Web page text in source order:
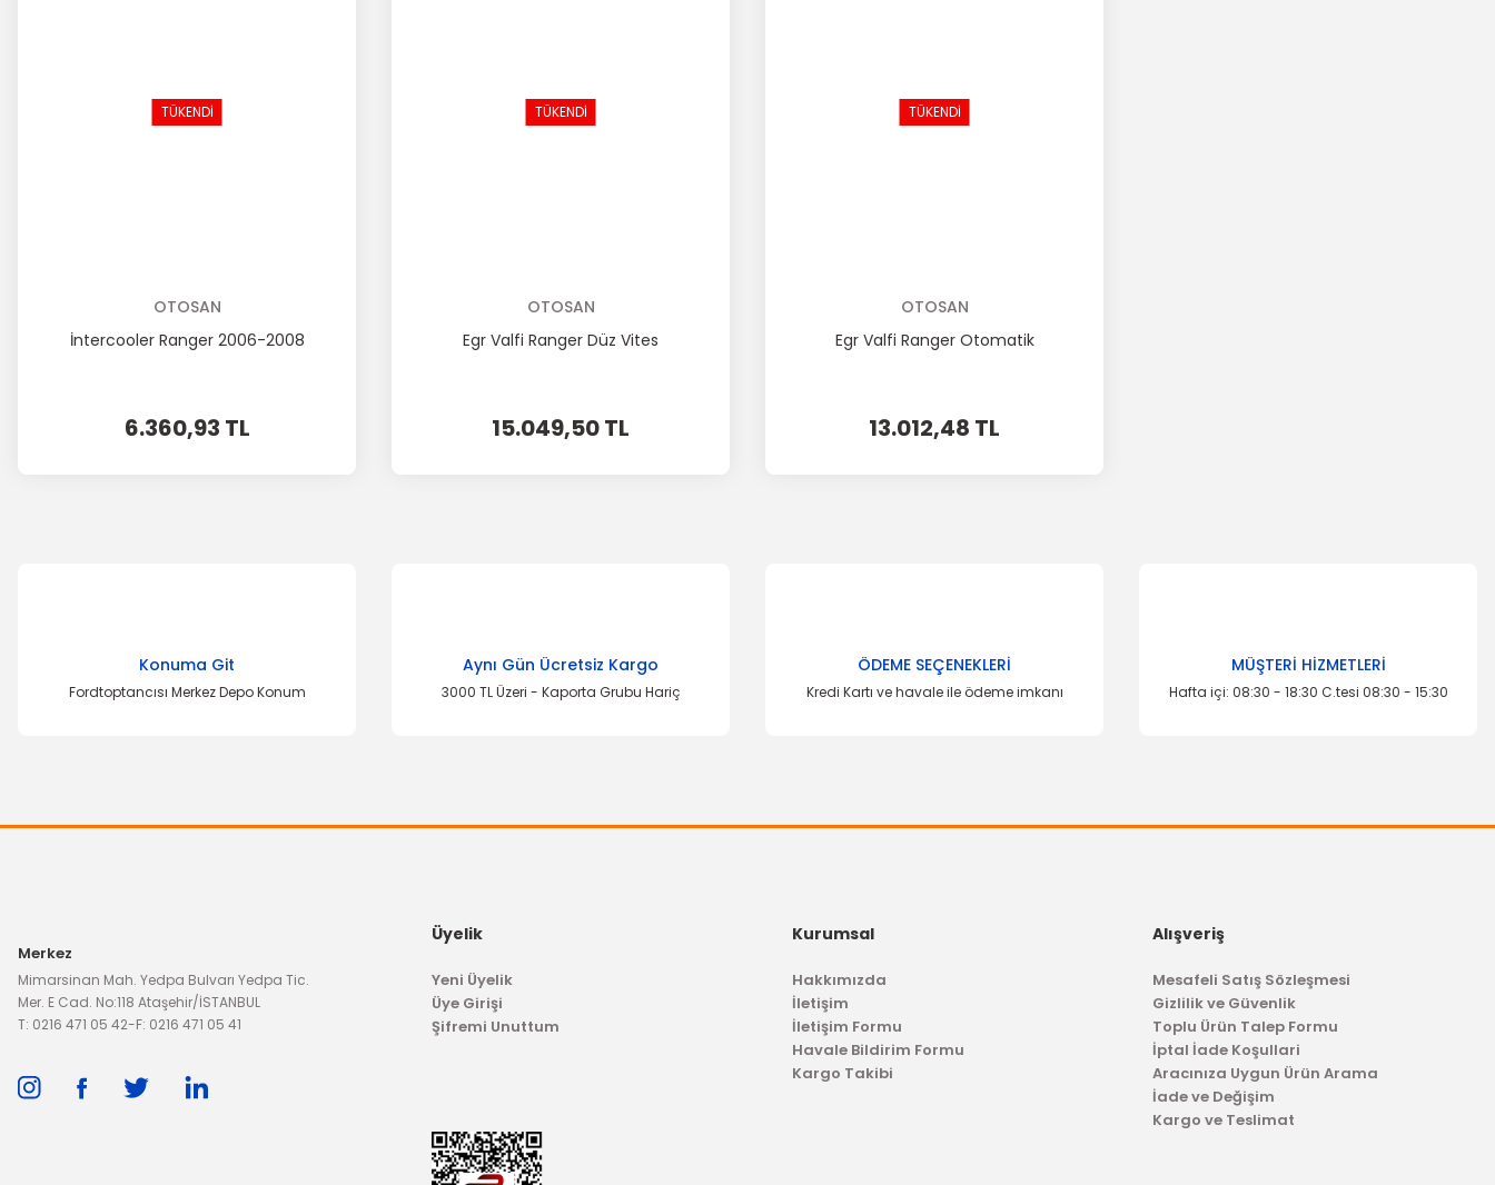
TÜKENDİ
OTOSAN
İntercooler Ranger 2006-2008
6.360,93 TL
TÜKENDİ
OTOSAN
Egr Valfi Ranger Düz Vites
15.049,50 TL
TÜKENDİ
OTOSAN
Egr Valfi Ranger Otomatik
13.012,48 TL
Konuma Git
Fordtoptancısı Merkez Depo Konum
Aynı Gün Ücretsiz Kargo
3000 TL Üzeri - Kaporta Grubu Hariç
ÖDEME SEÇENEKLERİ
Kredi Kartı ve havale ile ödeme imkanı
MÜŞTERİ HİZMETLERİ
Hafta içi: 08:30 - 18:30 C.tesi 08:30 - 15:30
Merkez
Mimarsinan Mah. Yedpa Bulvarı Yedpa Tic.
Mer. E Cad. No:118 Ataşehir/İSTANBUL
T: 0216 471 05 42-F: 0216 471 05 41
Üyelik
Yeni Üyelik
Üye Girişi
Şifremi Unuttum
Kurumsal
Hakkımızda
İletişim
İletişim Formu
Havale Bildirim Formu
Kargo Takibi
Alışveriş
Mesafeli Satış Sözleşmesi
Gizlilik ve Güvenlik
Toplu Ürün Talep Formu
İptal İade Koşullari
Aracınıza Uygun Ürün Arama
İade ve Değişim
Kargo ve Teslimat